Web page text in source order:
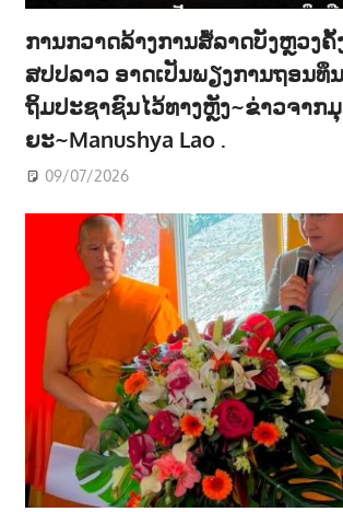
ການກວາດລ້າງການສໍ້ລາດບັງຫຼວງ
ສປປລາວ ອາດເປັນພຽງການຖອນທຶ
ຖິ້ມປະຊາຊົນໄວ້ທາງຫຼັງ~ຂ່າວຈາກ
ຍະ~Manushya Lao .
09/07/2026